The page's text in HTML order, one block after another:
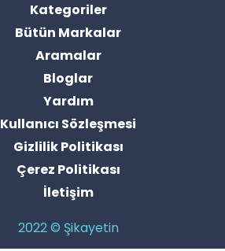
Kategoriler
Bütün Markalar
Aramalar
Bloglar
Yardım
Kullanıcı Sözleşmesi
Gizlilik Politikası
Çerez Politikası
İletişim
2022 © Şikayetin